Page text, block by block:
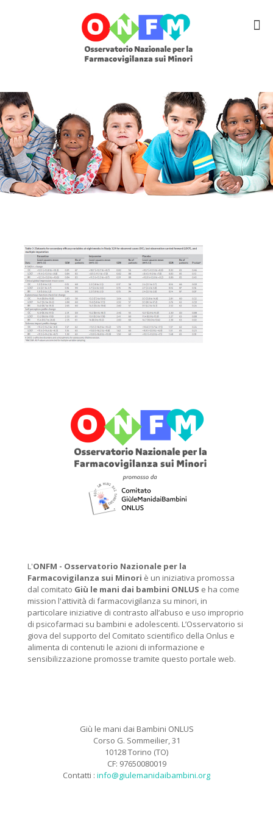
L'ONFM - Osservatorio Nazionale per la
Farmacovigilanza sui Minori è un iniziativa promossa
dal comitato Giù le mani dai bambini ONLUS e ha come
mission l'attività di farmacovigilanza su minori, in
particolare iniziative di contrasto all’abuso e uso improprio
di psicofarmaci su bambini e adolescenti. L’Osservatorio si
giova del supporto del Comitato scientifico della Onlus e
alimenta di contenuti le azioni di informazione e
sensibilizzazione promosse tramite questo portale web.
Giù le mani dai Bambini ONLUS
Corso G. Sommeilier, 31
10128 Torino (TO)
CF: 97650080019
Contatti : info@giulemanidaibambini.org